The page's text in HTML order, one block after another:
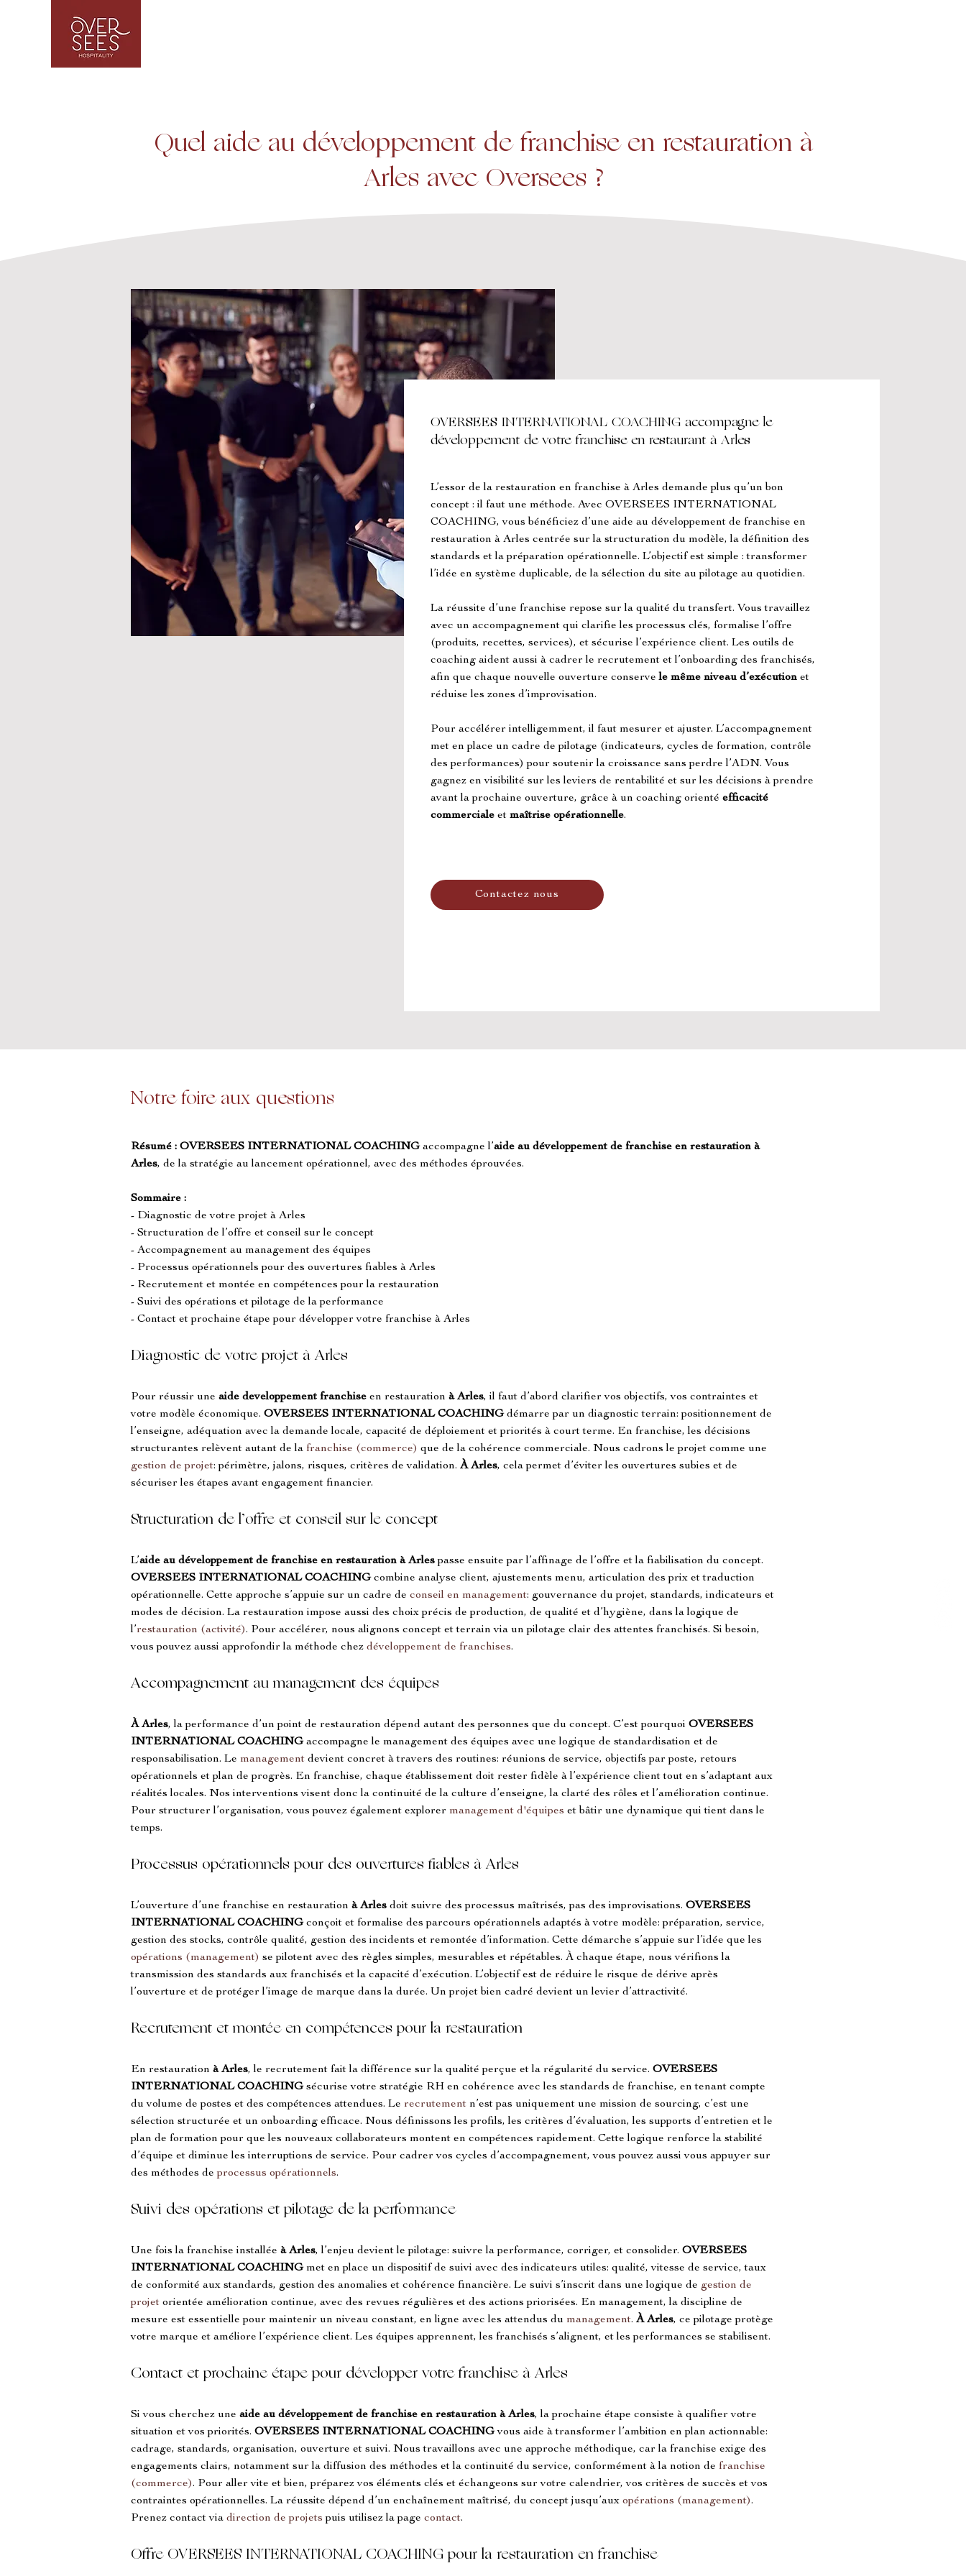
Quel aide au développement de franchise en restauration à
Arles avec Oversees ?
OVERSEES INTERNATIONAL COACHING accompagne le
développement de votre franchise en restaurant à Arles
L’essor de la restauration en franchise à Arles demande plus qu’un bon
concept : il faut une méthode. Avec OVERSEES INTERNATIONAL
COACHING, vous bénéficiez d’une aide au développement de franchise en
restauration à Arles centrée sur la structuration du modèle, la définition des
standards et la préparation opérationnelle. L’objectif est simple : transformer
l’idée en système duplicable, de la sélection du site au pilotage au quotidien.
La réussite d’une franchise repose sur la qualité du transfert. Vous travaillez
avec un accompagnement qui clarifie les processus clés, formalise l’offre
(produits, recettes, services), et sécurise l’expérience client. Les outils de
coaching aident aussi à cadrer le recrutement et l’onboarding des franchisés,
afin que chaque nouvelle ouverture conserve le même niveau d’exécution et
réduise les zones d’improvisation.
Pour accélérer intelligemment, il faut mesurer et ajuster. L’accompagnement
met en place un cadre de pilotage (indicateurs, cycles de formation, contrôle
des performances) pour soutenir la croissance sans perdre l’ADN. Vous
gagnez en visibilité sur les leviers de rentabilité et sur les décisions à prendre
avant la prochaine ouverture, grâce à un coaching orienté efficacité
commerciale et maîtrise opérationnelle.
Contactez nous
Notre foire aux questions
Résumé : OVERSEES INTERNATIONAL COACHING accompagne l’aide au développement de franchise en restauration à
Arles, de la stratégie au lancement opérationnel, avec des méthodes éprouvées.
Sommaire :
- Diagnostic de votre projet à Arles
- Structuration de l’offre et conseil sur le concept
- Accompagnement au management des équipes
- Processus opérationnels pour des ouvertures fiables à Arles
- Recrutement et montée en compétences pour la restauration
- Suivi des opérations et pilotage de la performance
- Contact et prochaine étape pour développer votre franchise à Arles
Diagnostic de votre projet à Arles
Pour réussir une aide developpement franchise en restauration à Arles, il faut d’abord clarifier vos objectifs, vos contraintes et
votre modèle économique. OVERSEES INTERNATIONAL COACHING démarre par un diagnostic terrain: positionnement de
l’enseigne, adéquation avec la demande locale, capacité de déploiement et priorités à court terme. En franchise, les décisions
structurantes relèvent autant de la franchise (commerce) que de la cohérence commerciale. Nous cadrons le projet comme une
gestion de projet: périmètre, jalons, risques, critères de validation. À Arles, cela permet d’éviter les ouvertures subies et de
sécuriser les étapes avant engagement financier.
Structuration de l’offre et conseil sur le concept
L’aide au développement de franchise en restauration à Arles passe ensuite par l’affinage de l’offre et la fiabilisation du concept.
OVERSEES INTERNATIONAL COACHING combine analyse client, ajustements menu, articulation des prix et traduction
opérationnelle. Cette approche s’appuie sur un cadre de conseil en management: gouvernance du projet, standards, indicateurs et
modes de décision. La restauration impose aussi des choix précis de production, de qualité et d’hygiène, dans la logique de
l’restauration (activité). Pour accélérer, nous alignons concept et terrain via un pilotage clair des attentes franchisés. Si besoin,
vous pouvez aussi approfondir la méthode chez développement de franchises.
Accompagnement au management des équipes
À Arles, la performance d’un point de restauration dépend autant des personnes que du concept. C’est pourquoi OVERSEES
INTERNATIONAL COACHING accompagne le management des équipes avec une logique de standardisation et de
responsabilisation. Le management devient concret à travers des routines: réunions de service, objectifs par poste, retours
opérationnels et plan de progrès. En franchise, chaque établissement doit rester fidèle à l’expérience client tout en s’adaptant aux
réalités locales. Nos interventions visent donc la continuité de la culture d’enseigne, la clarté des rôles et l’amélioration continue.
Pour structurer l’organisation, vous pouvez également explorer management d'équipes et bâtir une dynamique qui tient dans le
temps.
Processus opérationnels pour des ouvertures fiables à Arles
L’ouverture d’une franchise en restauration à Arles doit suivre des processus maîtrisés, pas des improvisations. OVERSEES
INTERNATIONAL COACHING conçoit et formalise des parcours opérationnels adaptés à votre modèle: préparation, service,
gestion des stocks, contrôle qualité, gestion des incidents et remontée d’information. Cette démarche s’appuie sur l’idée que les
opérations (management) se pilotent avec des règles simples, mesurables et répétables. À chaque étape, nous vérifions la
transmission des standards aux franchisés et la capacité d’exécution. L’objectif est de réduire le risque de dérive après
l’ouverture et de protéger l’image de marque dans la durée. Un projet bien cadré devient un levier d’attractivité.
Recrutement et montée en compétences pour la restauration
En restauration à Arles, le recrutement fait la différence sur la qualité perçue et la régularité du service. OVERSEES
INTERNATIONAL COACHING sécurise votre stratégie RH en cohérence avec les standards de franchise, en tenant compte
du volume de postes et des compétences attendues. Le recrutement n’est pas uniquement une mission de sourcing, c’est une
sélection structurée et un onboarding efficace. Nous définissons les profils, les critères d’évaluation, les supports d’entretien et le
plan de formation pour que les nouveaux collaborateurs montent en compétences rapidement. Cette logique renforce la stabilité
d’équipe et diminue les interruptions de service. Pour cadrer vos cycles d’accompagnement, vous pouvez aussi vous appuyer sur
des méthodes de processus opérationnels.
Suivi des opérations et pilotage de la performance
Une fois la franchise installée à Arles, l’enjeu devient le pilotage: suivre la performance, corriger, et consolider. OVERSEES
INTERNATIONAL COACHING met en place un dispositif de suivi avec des indicateurs utiles: qualité, vitesse de service, taux
de conformité aux standards, gestion des anomalies et cohérence financière. Le suivi s’inscrit dans une logique de gestion de
projet orientée amélioration continue, avec des revues régulières et des actions priorisées. En management, la discipline de
mesure est essentielle pour maintenir un niveau constant, en ligne avec les attendus du management. À Arles, ce pilotage protège
votre marque et améliore l’expérience client. Les équipes apprennent, les franchisés s’alignent, et les performances se stabilisent.
Contact et prochaine étape pour développer votre franchise à Arles
Si vous cherchez une aide au développement de franchise en restauration à Arles, la prochaine étape consiste à qualifier votre
situation et vos priorités. OVERSEES INTERNATIONAL COACHING vous aide à transformer l’ambition en plan actionnable:
cadrage, standards, organisation, ouverture et suivi. Nous travaillons avec une approche méthodique, car la franchise exige des
engagements clairs, notamment sur la diffusion des méthodes et la continuité du service, conformément à la notion de franchise
(commerce). Pour aller vite et bien, préparez vos éléments clés et échangeons sur votre calendrier, vos critères de succès et vos
contraintes opérationnelles. La réussite dépend d’un enchaînement maîtrisé, du concept jusqu’aux opérations (management).
Prenez contact via direction de projets puis utilisez la page contact.
Offre OVERSEES INTERNATIONAL COACHING pour la restauration en franchise